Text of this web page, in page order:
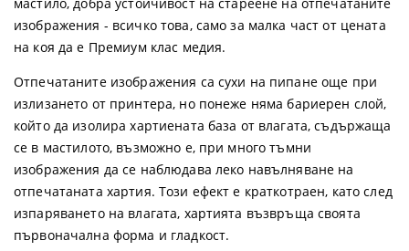
изображения - всичко това, само за малка част от цената
на коя да е Премиум клас медия.
Отпечатаните изображения са сухи на пипане още при
излизането от принтера, но понеже няма бариерен слой,
който да изолира хартиената база от влагата, съдържаща
се в мастилото, възможно е, при много тъмни
изображения да се наблюдава леко навълняване на
отпечатаната хартия. Този ефект е краткотраен, като след
изпаряването на влагата, хартията възвръща своята
първоначална форма и гладкост.